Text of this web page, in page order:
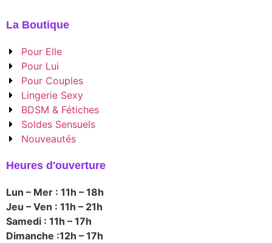
La Boutique
Pour Elle
Pour Lui
Pour Couples
Lingerie Sexy
BDSM & Fétiches
Soldes Sensuels
Nouveautés
Heures d'ouverture
Lun – Mer : 11h – 18h
Jeu – Ven : 11h – 21h
Samedi : 11h – 17h
Dimanche :12h – 17h